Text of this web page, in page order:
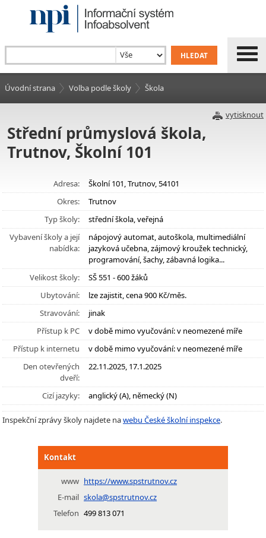
Úvodní strana Volba podle školy Škola
vytisknout
Střední průmyslová škola,
Trutnov, Školní 101
Adresa:
Školní 101, Trutnov, 54101
Okres:
Trutnov
Typ školy:
střední škola, veřejná
Vybavení školy a její
nabídka:
nápojový automat, autoškola, multimediální
jazyková učebna, zájmový kroužek technický,
programování, šachy, zábavná logika...
Velikost školy:
SŠ 551 - 600 žáků
Ubytování:
lze zajistit, cena 900 Kč/měs.
Stravování:
jinak
Přístup k PC
v době mimo vyučování: v neomezené míře
Přístup k internetu
v době mimo vyučování: v neomezené míře
Den otevřených
dveří:
22.11.2025, 17.1.2025
Cizí jazyky: anglický (A), německý (N)
Inspekční zprávy školy najdete nawebu České školní inspekce.
Kontakt
www https://www.spstrutnov.cz
E-mail skola@spstrutnov.cz
Telefon 499 813 071